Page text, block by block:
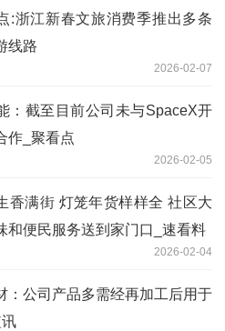
:浙江新春文旅消费季推出多条
线路
2026-02-07
：截至目前公司未与SpaceX开
作_聚看点
2026-02-05
香满街 灯笼年货样样全 社区大
和便民服务送到家门口_速看料
2026-02-04
：公司产品多需经再加工后用于